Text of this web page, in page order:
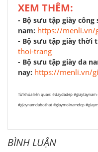
XEM THÊM:
- Bộ sưu tập giày công
nam: https://menli.vn/
- Bộ sưu tập giày thời
thoi-trang
- Bộ sưu tập giày da
nay: https://menli.vn/
Từ khóa liên quan: #daydadep
#giaynamdabothat #giaymoinamdep
BÌNH LUẬN